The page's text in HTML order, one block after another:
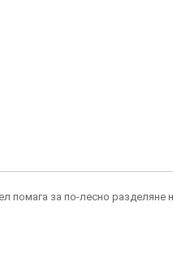
помага за по-лесно разделяне